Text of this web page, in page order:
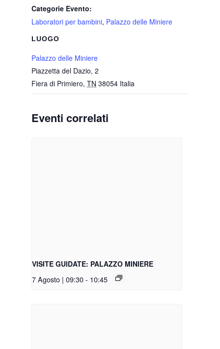
Categorie Evento:
Laboratori per bambini, Palazzo delle Miniere
LUOGO
Palazzo delle Miniere
Piazzetta del Dazio, 2
Fiera di Primiero, TN 38054 Italia
Eventi correlati
VISITE GUIDATE: PALAZZO MINIERE
7 Agosto | 09:30- 10:45